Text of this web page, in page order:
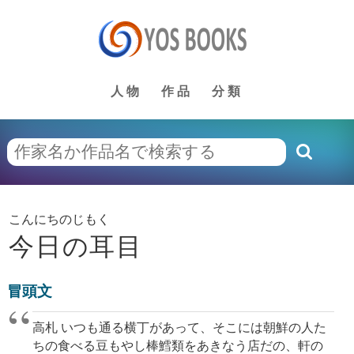
人物 作品 分類
こんにちのじもく
今日の耳目
冒頭文
高札 いつも通る横丁があって、そこには朝鮮の人た
ちの食べる豆もやし棒鱈類をあきなう店だの、軒の